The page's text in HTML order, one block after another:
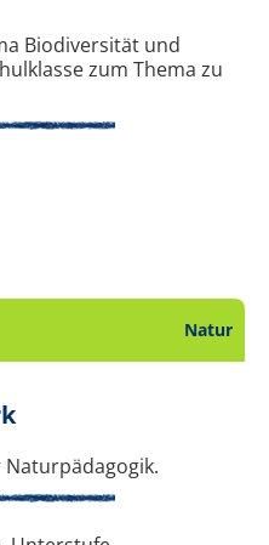
Biodiversität und
zum Thema zu
Natur
. Arbeitsblatt zum